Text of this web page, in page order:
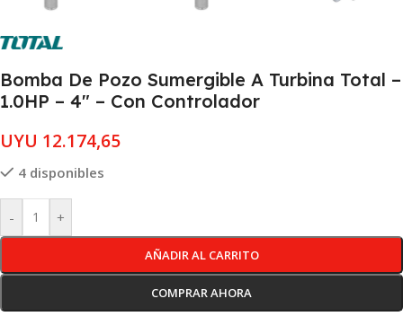
Bomba De Pozo Sumergible A Turbina Total –
1.0HP – 4″ – Con Controlador
UYU 12.174,65
4 disponibles
- +
AÑADIR AL CARRITO
COMPRAR AHORA